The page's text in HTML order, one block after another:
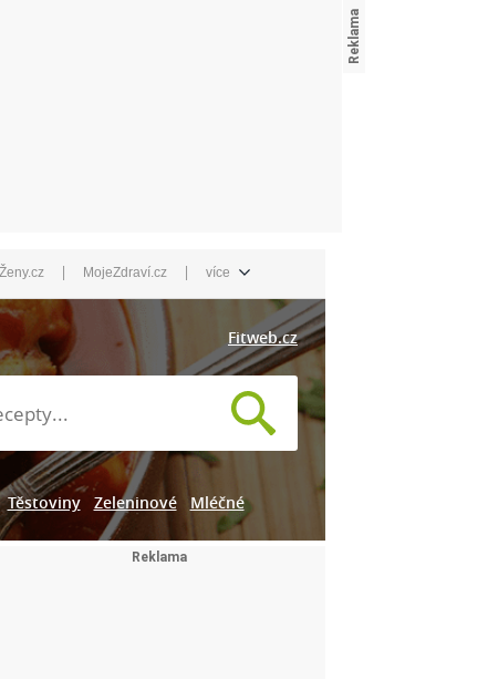
Ženy.cz | MojeZdraví.cz | více
Fitweb.cz
Těstoviny Zeleninové Mléčné